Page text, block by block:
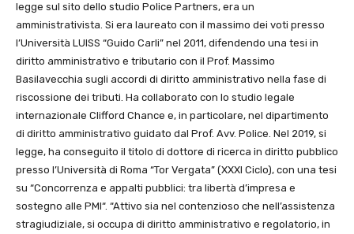
legge sul sito dello studio Police Partners, era un
amministrativista. Si era laureato con il massimo dei voti presso
l’Università LUISS “Guido Carli” nel 2011, difendendo una tesi in
diritto amministrativo e tributario con il Prof. Massimo
Basilavecchia sugli accordi di diritto amministrativo nella fase di
riscossione dei tributi. Ha collaborato con lo studio legale
internazionale Clifford Chance e, in particolare, nel dipartimento
di diritto amministrativo guidato dal Prof. Avv. Police. Nel 2019, si
legge, ha conseguito il titolo di dottore di ricerca in diritto pubblico
presso l’Università di Roma “Tor Vergata” (XXXI Ciclo), con una tesi
su “Concorrenza e appalti pubblici: tra libertà d’impresa e
sostegno alle PMI“. “Attivo sia nel contenzioso che nell’assistenza
stragiudiziale, si occupa di diritto amministrativo e regolatorio, in